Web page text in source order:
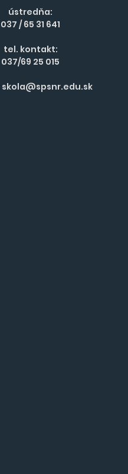
ústredňa:
037 / 65 31 641
tel. kontakt:
037/69 25 015
skola@spsnr.edu.sk